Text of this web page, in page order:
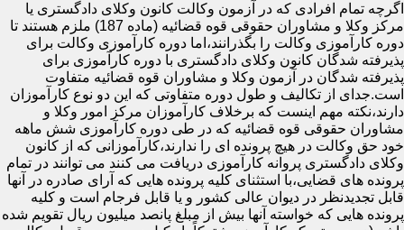
اگرچه تمام افرادی که در آزمون وکالت کانون وکلای دادگستری یا
مرکز وکلا و مشاوران حقوقی قوه قضائیه (ماده 187) ملزم هستند تا
دوره کارآموزی وکالت را بگذرانند،اما دوره کارآموزی وکالت برای
پذیرفته شدگان کانون وکلای دادگستری با دوره کارآموزی برای
پذیرفته شدگان در آزمون وکلا و مشاوران قوه قضائیه متفاوت
است.جدای از تکالیف و طول دوره متفاوتی که این دو نوع کارآموزان
دارند،نکته مهم اینست که برخلاف کارآموزان مرکز امور وکلا و
مشاوران حقوقی قوه قضائیه که در طی دوره کارآموزی شش ماهه
خود حق وکالت در هیچ پرونده ای را ندارند،کارآموزانی که از کانون
وکلای دادگستری پروانه کارآموزی دریافت می کنند می توانند در تمام
پرونده های قضایی،با استثنای کلیه پرونده هایی که آرای صادره در آنها
قابل تجدیدنظر در دیوان عالی کشور و یا قابل فرجام است و کلیه
پرونده هایی که خواسته آنها بیش از مبلغ پانصد میلیون ریال تقویم شده